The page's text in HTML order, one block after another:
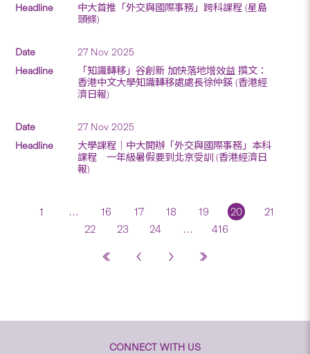
中大首推「外交與國際事務」跨科課程 (星島
頭條)
27 Nov 2025
「知識轉移」谷創新 加快落地增效益 撰文：
香港中文大學知識轉移處處長徐仲鍈 (香港經
濟日報)
27 Nov 2025
大學課程｜中大開辦「外交與國際事務」本科
課程 一年級暑假要到北京受訓 (香港經濟日
報)
1 … 16 17 18 19 20
21
22
23 24 … 416
CONNECT WITH US